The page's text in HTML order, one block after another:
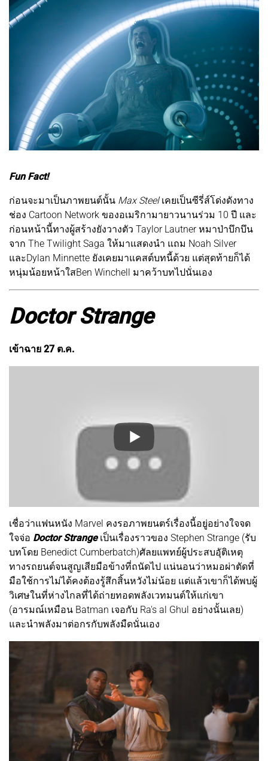
Fun Fact!
ก่อนจะมาเป็นภาพยนต์นั้น Max Steelเคยเป็นซีรี่ส์โด่งดังทาง
ช่อง Cartoon Network ของอเมริกามายาวนานร่วม 10 ปี และ
ก่อนหน้านี้ทางผู้สร้างยังวางตัว Taylor Lautner หมาป่าบึกบึน
จาก The Twilight Saga ให้มาแสดงนำ แถม Noah Silver
และDylan Minnette ยังเคยมาแคสต์บทนี้ด้วย แต่สุดท้ายก็ได้
หนุ่มน้อยหน้าใสBen Winchell มาคว้าบทไปนั่นเอง
Doctor Strange
เข้าฉาย 27 ต.ค.
เชื่อว่าแฟนหนัง Marvel คงรอภาพยนตร์เรื่องนี้อยู่อย่างใจจด
ใจจ่อ Doctor Strangeเป็นเรื่องราวของ Stephen Strange (รับ
บทโดย Benedict Cumberbatch)ศัลยแพทย์ผู้ประสบอุัติเหตุ
ทางรถยนต์จนสูญเสียมือข้างที่ถนัดไป แน่นอนว่าหมอผ่าตัดที่
มือใช้การไม่ได้คงต้องรู้สึกสิ้นหวังไม่น้อย แต่แล้วเขาก็ได้พบผู้
วิเศษในที่ห่างไกลที่ได้ถ่ายทอดพลังเวทมนต์ให้แก่เขา
(อารมณ์เหมือน Batman เจอกับ Ra's al Ghul อย่างนั้นเลย)
และนำพลังมาต่อกรกับพลังมืดนั่นเอง